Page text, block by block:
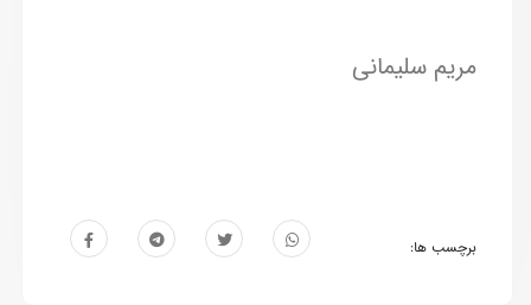
مریم سلیمانی
برچسب ها: